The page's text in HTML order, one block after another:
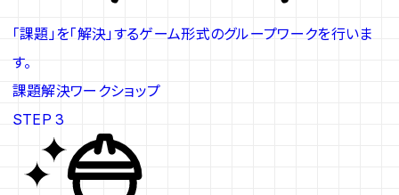
「課題」を「解決」するゲーム形式のグループワークを行いま
す。
課題解決ワークショップ
STEP 3